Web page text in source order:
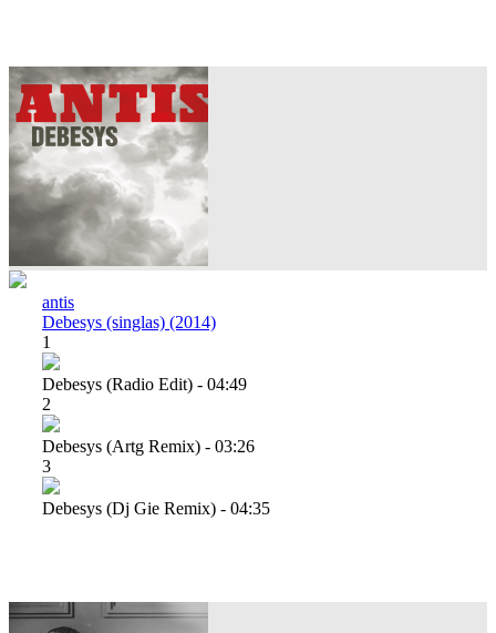
antis
Debesys (singlas) (2014)
1
Debesys (radio Edit) - 04:49
2
Debesys (artg Remix) - 03:26
3
Debesys (dj Gie Remix) - 04:35